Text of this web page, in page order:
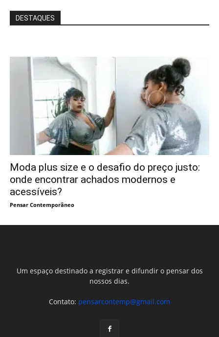
DESTAQUES
Moda plus size e o desafio do preço justo:
onde encontrar achados modernos e
acessíveis?
Pensar Contemporâneo
Um espaço destinado a registrar e difundir o pensar dos
nossos dias.
Contato: pensarcontemp@gmail.com